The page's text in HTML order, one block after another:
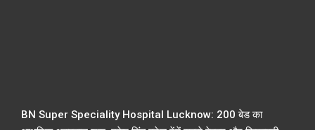
BN Super Speciality Hospital Lucknow: 200 बेड का